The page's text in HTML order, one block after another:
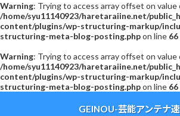
Warning: Trying to access array offset on value
/home/syu11140923/haretaraiine.net/
content/plugins/wp-structuring-markup/
structuring-meta-blog-posting.phpon line 66
Warning: Trying to access array offset on value
/home/syu11140923/haretaraiine.net/
content/plugins/wp-structuring-markup/
structuring-meta-blog-posting.phpon line 66
GEINOU-芸能アンテナ